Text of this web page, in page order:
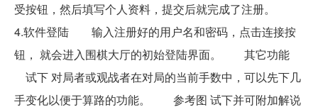
受按钮，然后填写个人资料，提交后就完成了注册。
4.软件登陆 输入注册好的用户名和密码，点击连接按
钮， 就会进入围棋大厅的初始登陆界面。 其它功能
试下 对局者或观战者在对局的当前手数中，可以先下几
手变化以便于算路的功能。 参考图 试下并可附加解说